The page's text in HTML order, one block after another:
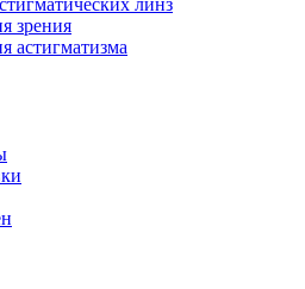
линз
зрения
астигматизма